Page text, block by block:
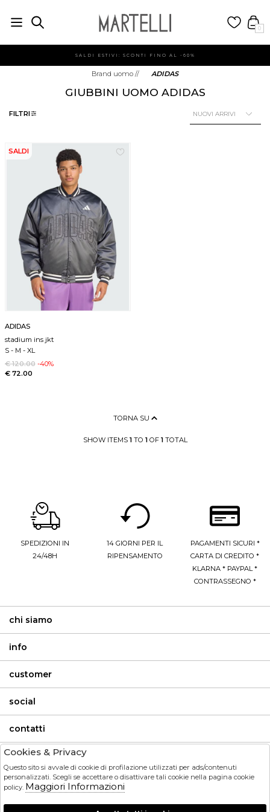
0
SALDI ESTIVI: SCONTI FINO AL -60%
Brand uomo // ADIDAS
FILTRI
GIUBBINI UOMO ADIDAS
SALDI
ADIDAS
stadium ins jkt
S -M -XL
€ 120.00 -40%
€ 72.00
TORNA SU
SHOW ITEMS 1TO 1OF 1TOTAL
SPEDIZIONI IN
24/48H
14 GIORNI PER IL
RIPENSAMENTO
PAGAMENTI SICURI *
CARTA DI CREDITO *
KLARNA * PAYPAL *
CONTRASSEGNO *
chi siamo
info
customer
social
contatti
HO LETTO ED ACCETTATO LE CONDIZIONI SULLA PRIVACY.
Cookies & Privacy
Questo sito si avvale di cookie di profilazione utilizzati per ads/contenuti
personalizzati. Scegli se accettare o disattivare tali cookie nella pagina cookie
policy. Maggiori Informazioni